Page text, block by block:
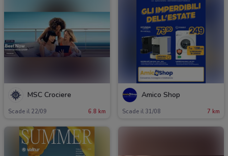
MSC Crociere
Scade il 22/09 6.8 km
Amico Shop
Scade il 31/08 7 km